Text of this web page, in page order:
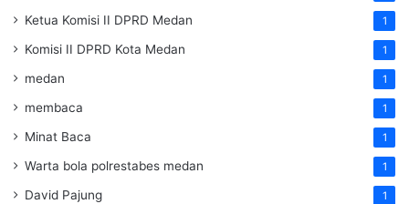
Ketua Komisi II DPRD Medan 1
Komisi II DPRD Kota Medan 1
medan 1
membaca 1
Minat Baca 1
Warta bola polrestabes medan 1
David Pajung 1